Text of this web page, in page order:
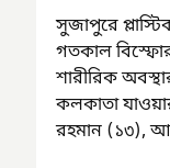
সুজাপুরে
গতকাল
শারীরিক
কলকাতা
রহমান (১৩),